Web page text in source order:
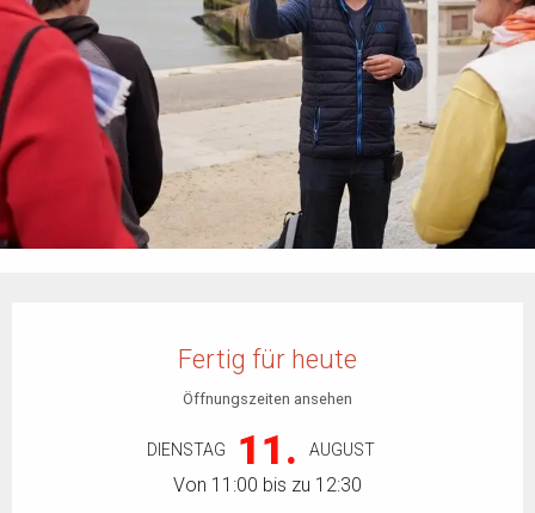
Fertig für heute
Öffnungszeiten ansehen
DIENSTAG 11. AUGUST
Von 11:00 bis zu 12:30